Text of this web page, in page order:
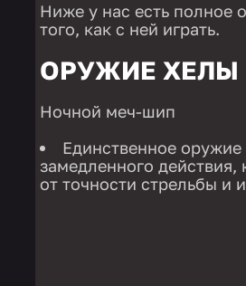
Ниже у нас есть полное
того, как с ней играть.
ОРУЖИЕ ХЕЛЫ В
Ночной меч-шип
Единственное
замедленного действия,
от точности стрельбы и